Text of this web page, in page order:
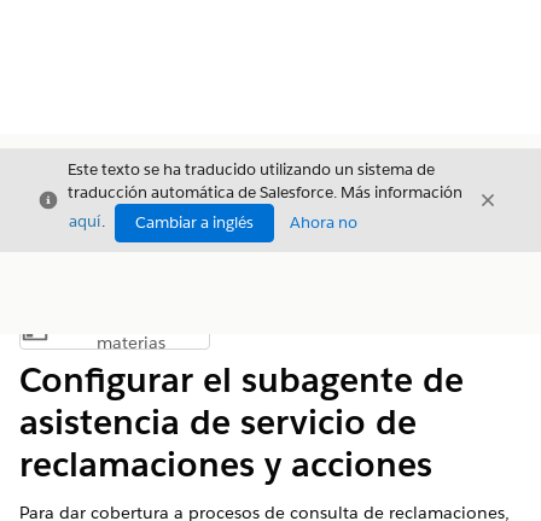
Cerrar
Este texto se ha traducido utilizando un sistema de
traducción automática de Salesforce. Más información
aquí. Cambiar a inglés Ahora no
Cerrar
Mostrar índice de materias
materias
Configurar el subagente de
asistencia de servicio de
reclamaciones y acciones
Para dar cobertura a procesos de consulta de reclamaciones,